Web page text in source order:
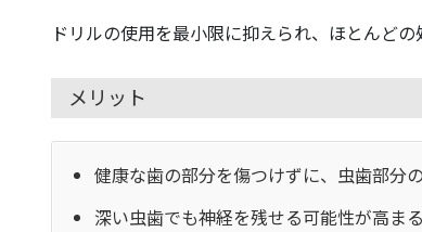
ドリルの使用を最小限に抑えられ、ほとんど
メリット
健康な歯の部分を傷つけずに、虫歯部分
深い虫歯でも神経を残せる可能性が高まる